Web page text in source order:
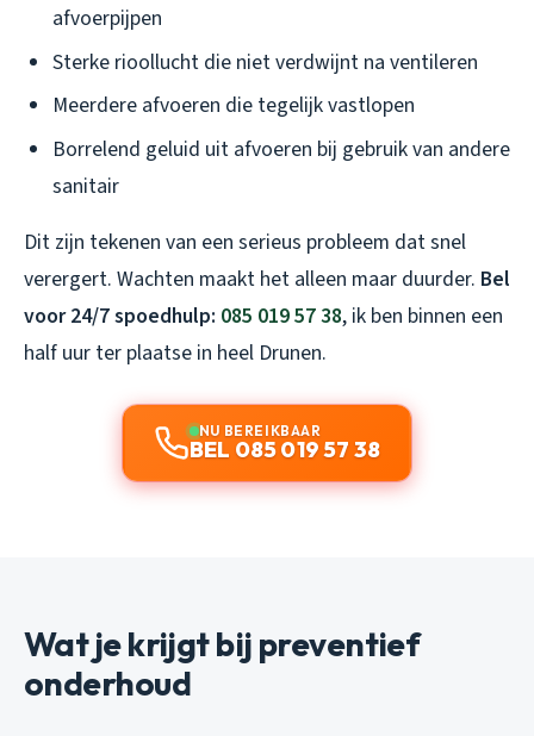
afvoerpijpen
Sterke rioollucht die niet verdwijnt na ventileren
Meerdere afvoeren die tegelijk vastlopen
Borrelend geluid uit afvoeren bij gebruik van andere
sanitair
Dit zijn tekenen van een serieus probleem dat snel
verergert. Wachten maakt het alleen maar duurder. Bel
voor 24/7 spoedhulp: 085 019 57 38, ik ben binnen een
half uur ter plaatse in heel Drunen.
NU BEREIKBAAR
BEL 085 019 57 38
Wat je krijgt bij preventief
onderhoud